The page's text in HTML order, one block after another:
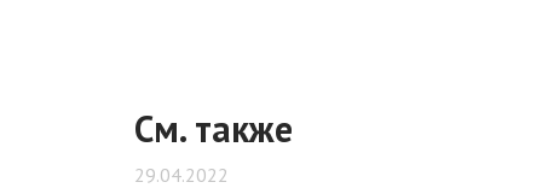
См. также
29.04.2022